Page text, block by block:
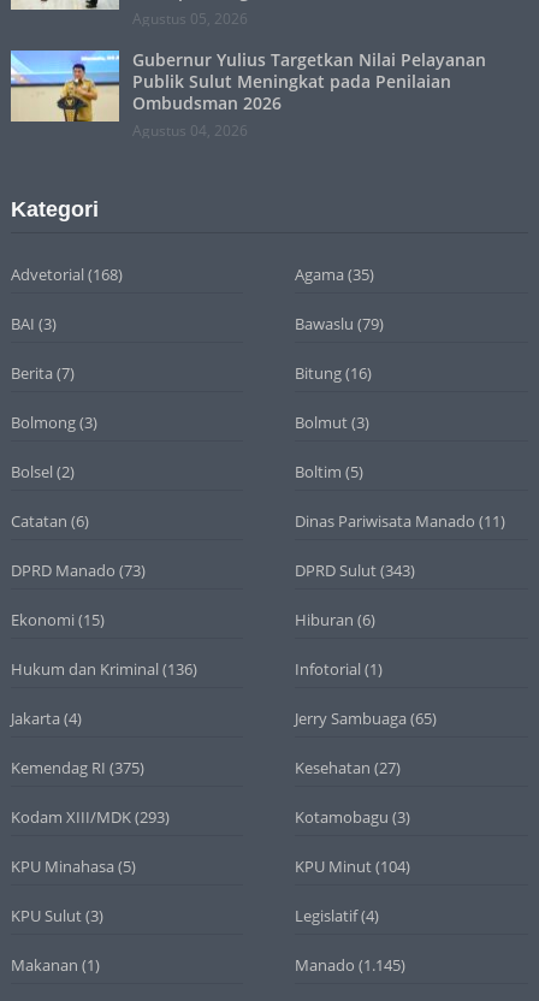
Agustus 05, 2026
Gubernur Yulius Targetkan Nilai Pelayanan
Publik Sulut Meningkat pada Penilaian
Ombudsman 2026
Agustus 04, 2026
Kategori
Advetorial (168) Agama (35)
BAI (3) Bawaslu (79)
Berita (7) Bitung(16)
Bolmong(3) Bolmut(3)
Bolsel (2) Boltim (5)
Catatan (6) Dinas Pariwisata Manado (11)
DPRD Manado (73) DPRD Sulut(343)
Ekonomi (15) Hiburan (6)
Hukum dan Kriminal (136) Infotorial (1)
Jakarta (4) Jerry Sambuaga (65)
Kemendag RI (375) Kesehatan (27)
Kodam XIII/MDK(293) Kotamobagu (3)
KPU Minahasa (5) KPU Minut(104)
KPU Sulut(3) Legislatif(4)
Makanan (1) Manado (1.145)